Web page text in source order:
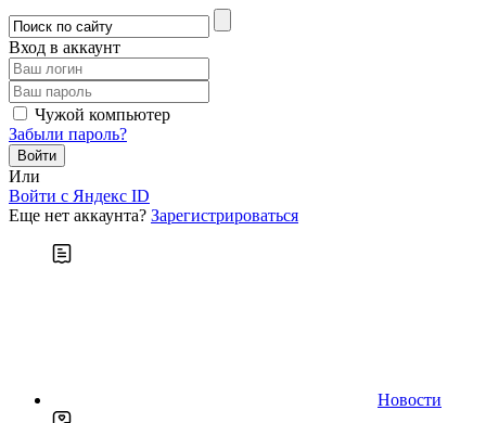
Вход в аккаунт
Чужой компьютер
Забыли пароль?
Или
Войти c Яндекс ID
Еще нет аккаунта? Зарегистрироваться
Новости